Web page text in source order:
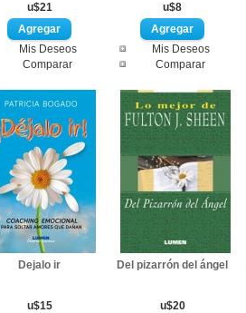
u$21
Mis Deseos
Comparar
u$8
Mis Deseos
Comparar
Dejalo ir
u$15
Del pizarrón del ángel
u$20